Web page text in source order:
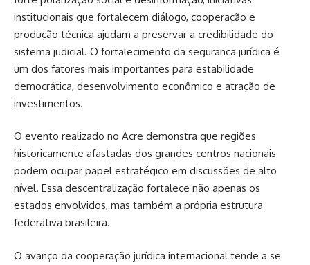
institucionais que fortalecem diálogo, cooperação e
produção técnica ajudam a preservar a credibilidade do
sistema judicial. O fortalecimento da segurança jurídica é
um dos fatores mais importantes para estabilidade
democrática, desenvolvimento econômico e atração de
investimentos.
O evento realizado no Acre demonstra que regiões
historicamente afastadas dos grandes centros nacionais
podem ocupar papel estratégico em discussões de alto
nível. Essa descentralização fortalece não apenas os
estados envolvidos, mas também a própria estrutura
federativa brasileira.
O avanço da cooperação jurídica internacional tende a se